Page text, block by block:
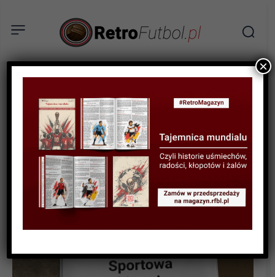
HISTORYCZNE MECZE
Outsiderzy w cieniu
Himalajów. Bhutan vs.
Montserrat 2002
×